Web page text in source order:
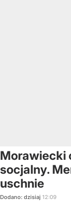
Morawiecki
socjalny.
uschnie
Dodano: dzisiaj 12:09